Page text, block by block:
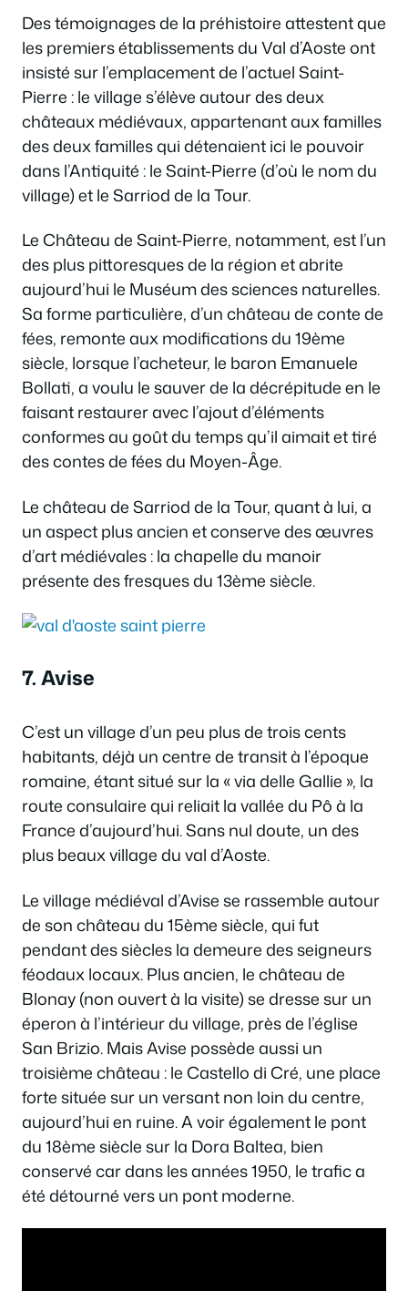
Des témoignages de la préhistoire attestent que
les premiers établissements du Val d’Aoste ont
insisté sur l’emplacement de l’actuel Saint-
Pierre : le village s’élève autour des deux
châteaux médiévaux, appartenant aux familles
des deux familles qui détenaient ici le pouvoir
dans l’Antiquité : le Saint-Pierre (d’où le nom du
village) et le Sarriod de la Tour.
Le Château de Saint-Pierre, notamment, est l’un
des plus pittoresques de la région et abrite
aujourd’hui le Muséum des sciences naturelles.
Sa forme particulière, d’un château de conte de
fées, remonte aux modifications du 19ème
siècle, lorsque l’acheteur, le baron Emanuele
Bollati, a voulu le sauver de la décrépitude en le
faisant restaurer avec l’ajout d’éléments
conformes au goût du temps qu’il aimait et tiré
des contes de fées du Moyen-Âge.
Le château de Sarriod de la Tour, quant à lui, a
un aspect plus ancien et conserve des œuvres
d’art médiévales : la chapelle du manoir
présente des fresques du 13ème siècle.
7. Avise
C’est un village d’un peu plus de trois cents
habitants, déjà un centre de transit à l’époque
romaine, étant situé sur la « via delle Gallie », la
route consulaire qui reliait la vallée du Pô à la
France d’aujourd’hui. Sans nul doute, un des
plus beaux village du val d’Aoste.
Le village médiéval d’Avise se rassemble autour
de son château du 15ème siècle, qui fut
pendant des siècles la demeure des seigneurs
féodaux locaux. Plus ancien, le château de
Blonay (non ouvert à la visite) se dresse sur un
éperon à l’intérieur du village, près de l’église
San Brizio. Mais Avise possède aussi un
troisième château : le Castello di Cré, une place
forte située sur un versant non loin du centre,
aujourd’hui en ruine. A voir également le pont
du 18ème siècle sur la Dora Baltea, bien
conservé car dans les années 1950, le trafic a
été détourné vers un pont moderne.